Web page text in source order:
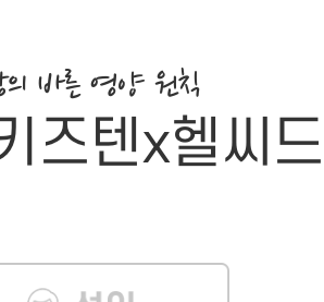
의 바른 영양 원칙
즈텐x헬씨드